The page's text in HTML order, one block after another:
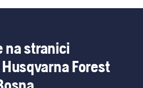
na stranici
Forest